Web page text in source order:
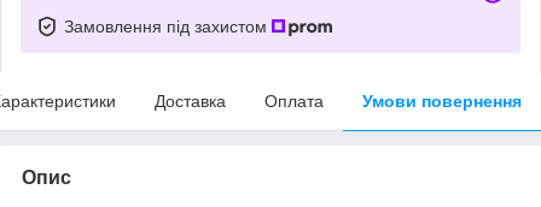
Замовлення під захистом
Доставка Оплата Умови повернення
Опис